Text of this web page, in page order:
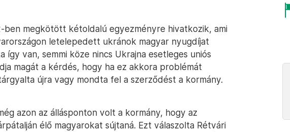
ben megkötött kétoldalú egyezményre hivatkozik, ami
letelepedett ukránok magyar nyugdíjat
így van, semmi köze nincs Ukrajna esetleges uniós
magát a kérdés, hogy ha ez akkora problémát
újra vagy mondta fel a szerződést a kormány.
azon az állásponton volt a kormány, hogy az
élő magyarokat sújtaná. Ezt válaszolta Rétvári